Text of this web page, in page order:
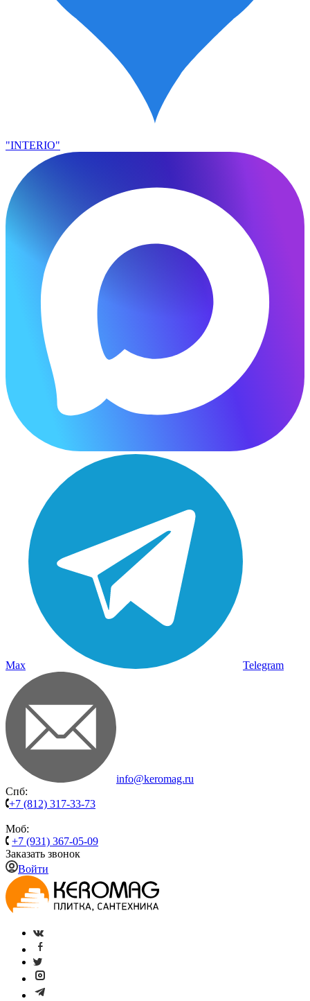
"INTERIO"
Max Telegram
info@keromag.ru
Спб:
+7 (812) 317-33-73
Моб:
+7 (931) 367-05-09
Заказать звонок
Войти